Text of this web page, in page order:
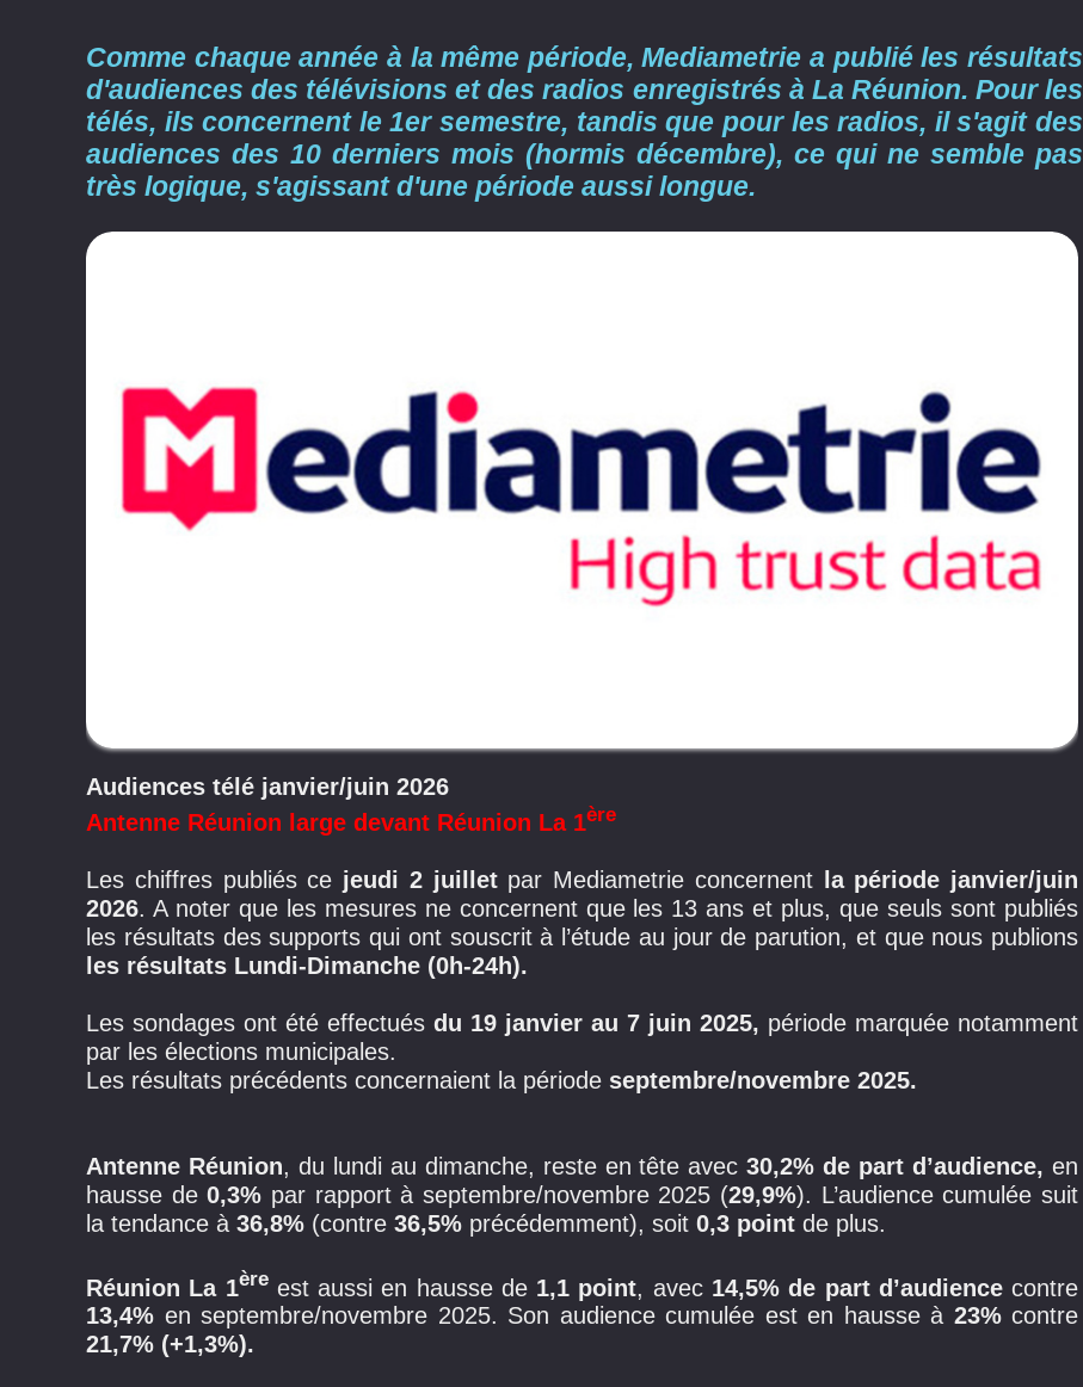
Comme chaque année à la même période, Mediametrie a publié les résultats
d'audiences des télévisions et des radios enregistrés à La Réunion. Pour les
télés, ils concernent le 1er semestre, tandis que pour les radios, il s'agit des
audiences des 10 derniers mois (hormis décembre), ce qui ne semble pas
très logique, s'agissant d'une période aussi longue.
Audiences télé janvier/juin 2026
Antenne Réunion large devant Réunion La 1ère
Les chiffres publiés ce jeudi 2 juilletpar Mediametrie concernent la période janvier/juin
2026. A noter que les mesures ne concernent que les 13 ans et plus, que seuls sont publiés
les résultats des supports qui ont souscrit à l’étude au jour de parution, et que nous publions
les résultats Lundi-Dimanche (0h-24h).
Les sondages ont été effectués du 19 janvier au 7 juin 2025, période marquée notamment
par les élections municipales.
Les résultats précédents concernaient la période septembre/novembre 2025.
Antenne Réunion, du lundi au dimanche, reste en tête avec30,2% de part d’audience, en
hausse de0,3% par rapport à septembre/novembre 2025 (29,9%). L’audience cumulée suit
la tendance à 36,8% (contre 36,5% précédemment), soit 0,3 point de plus.
Réunion La 1èreest aussi en hausse de 1,1 point , avec 14,5% de part d’audiencecontre
13,4% en septembre/novembre 2025. Son audience cumulée est en hausse à 23%contre
21,7% (+1,3%).